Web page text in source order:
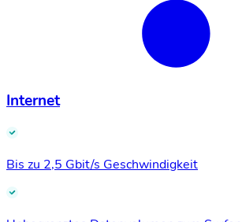
Internet
Bis zu 2,5 Gbit/s Geschwindigkeit